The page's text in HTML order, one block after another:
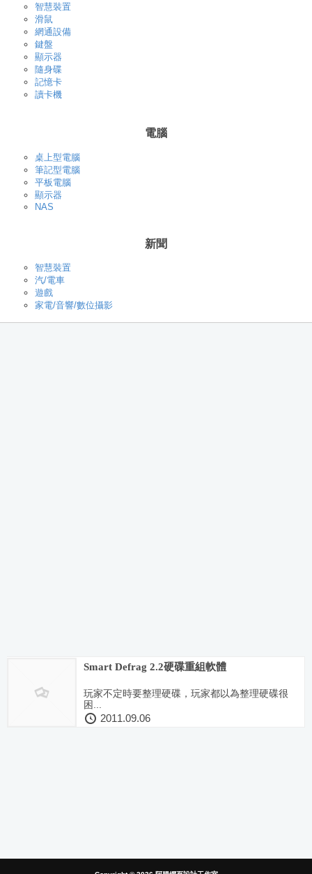
智慧裝置
滑鼠
網通設備
鍵盤
顯示器
隨身碟
記憶卡
讀卡機
電腦
桌上型電腦
筆記型電腦
平板電腦
顯示器
NAS
新聞
智慧裝置
汽/電車
遊戲
家電/音響/數位攝影
Smart Defrag 2.2硬碟重組軟體
玩家不定時要整理硬碟，玩家都以為整理硬碟很
困...
2011.09.06